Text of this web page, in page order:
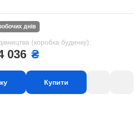
днів
(коробка будинку):
036 ₴
Купити